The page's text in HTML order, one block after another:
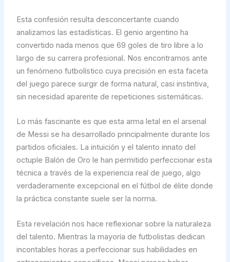
Esta confesión resulta desconcertante cuando
analizamos las estadísticas. El genio argentino ha
convertido nada menos que 69 goles de tiro libre a lo
largo de su carrera profesional. Nos encontramos ante
un fenómeno futbolístico cuya precisión en esta faceta
del juego parece surgir de forma natural, casi instintiva,
sin necesidad aparente de repeticiones sistemáticas.
Lo más fascinante es que esta arma letal en el arsenal
de Messi se ha desarrollado principalmente durante los
partidos oficiales. La intuición y el talento innato del
octuple Balón de Oro le han permitido perfeccionar esta
técnica a través de la experiencia real de juego, algo
verdaderamente excepcional en el fútbol de élite donde
la práctica constante suele ser la norma.
Esta revelación nos hace reflexionar sobre la naturaleza
del talento. Mientras la mayoría de futbolistas dedican
incontables horas a perfeccionar sus habilidades en